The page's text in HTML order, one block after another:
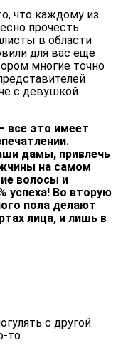
что каждому из
прочесть
в области
для вас еще
многие точно
с девушкой
все это имеет
дамы, привлечь
на самом
волосы и
успеха! Во вторую
пола делают
лица, и лишь в
с другой
то